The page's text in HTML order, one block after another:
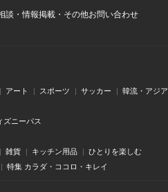
談・情報掲載・その他お問い合わせ
アート スポーツ サッカー 韓流・アジア
ズニーパス
雑貨 キッチン用品 ひとりを楽しむ
特集 カラダ・ココロ・キレイ